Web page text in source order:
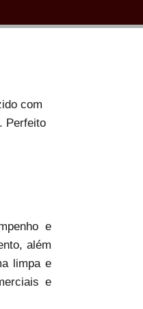
com
Perfeito
e
além
limpa e
e